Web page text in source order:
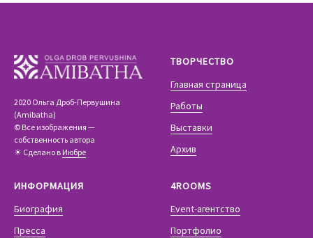
2020 Ольга Дроб-Первушина
(Amibatha)
© Все изображения —
собственность автора
☀ Сделано в Июбре
ТВОРЧЕСТВО
Главная страница
Работы
Выставки
Архив
ИНФОРМАЦИЯ
Биография
Пресса
4ROOMS
Event-агентство
Портфолио